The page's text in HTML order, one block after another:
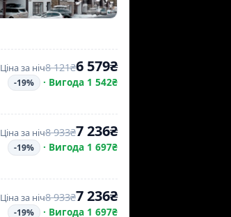
Ціна за ніч8 121₴6 579₴
-19% · Вигода 1 542₴
Ціна за ніч8 933₴7 236₴
-19% · Вигода 1 697₴
Ціна за ніч8 933₴7 236₴
-19% · Вигода 1 697₴